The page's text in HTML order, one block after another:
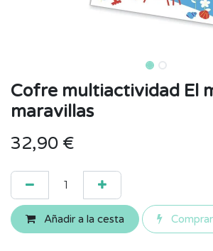
Cofre multiactividad El
maravillas
32,90 €
Añadir a la cesta